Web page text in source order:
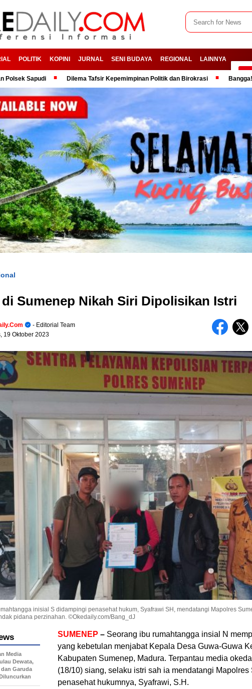
POLITIK KOPINI JURNAL SENI BUDAYA REGIONAL LAINNYA
Dilema Tafsir Kepemimpinan Politik dan Birokrasi Bangga! KPRI
Sumenep Nikah Siri Dipolisikan Istri
- Editorial Team
19 Oktober 2023
inisial S didampingi penasehat hukum, Syafrawi SH, mendatangi Mapolres
pidana perzinahan. ©Okedaily.com/Bang_dJ
SUMENEP – Seorang ibu rumahtangga insial N
yang kebetulan menjabat Kepala Desa Guwa-Guwa
Kabupaten Sumenep, Madura. Terpantau media
(18/10) siang, selaku istri sah ia mendatangi
penasehat hukumnya, Syafrawi, S.H.
Media
Dewata,
Garuda